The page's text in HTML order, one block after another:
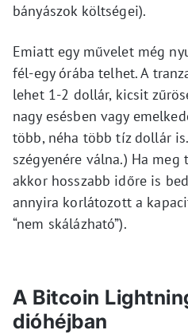
bányászok költségei).
Emiatt egy művelet még
fél-egy órába telhet. A
lehet 1-2 dollár, kicsit
nagy esésben vagy
több, néha több tíz dollár
szégyenére válna.) Ha
akkor hosszabb időre is
annyira korlátozott a
“nem skálázható”).
A Bitcoin
dióhéjban